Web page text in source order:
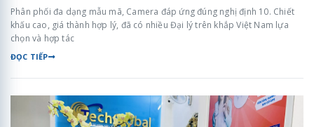
Phân phối đa dạng mẫu mã, Camera đáp ứng đúng nghị định 10. Chiết
khấu cao, giá thành hợp lý, đã có nhiều Đại lý trên khắp Việt Nam lựa
chọn và hợp tác
ĐỌC TIẾP